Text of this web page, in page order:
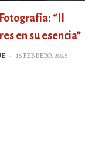
“II
en su esencia”
- 16 FEBRERO, 2026